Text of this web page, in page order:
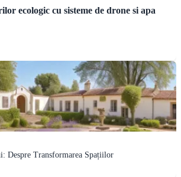
ecologic cu sisteme de drone si apa
Despre Transformarea Spațiilor